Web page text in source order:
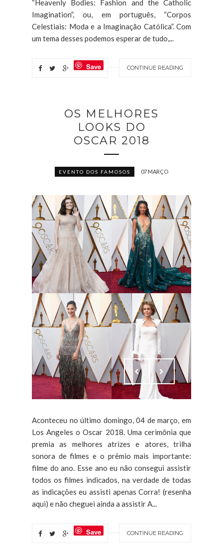
“Heavenly Bodies: Fashion and the Catholic
Imagination”, ou, em português, “Corpos
Celestiais: Moda e a Imaginação Católica”. Com
um tema desses podemos esperar de tudo,...
CONTINUE READING
Save
OS MELHORES
LOOKS DO
OSCAR 2018
EVENTO DOS FAMOSOS 07 MARÇO
Aconteceu no último domingo, 04 de março, em
Los Angeles o Oscar 2018. Uma cerimônia que
premia as melhores atrizes e atores, trilha
sonora de filmes e o prêmio mais importante:
filme do ano. Esse ano eu não consegui assistir
todos os filmes indicados, na verdade de todas
as indicações eu assisti apenas Corra! (resenha
aqui) e não cheguei ainda a assistir A...
CONTINUE READING
Save